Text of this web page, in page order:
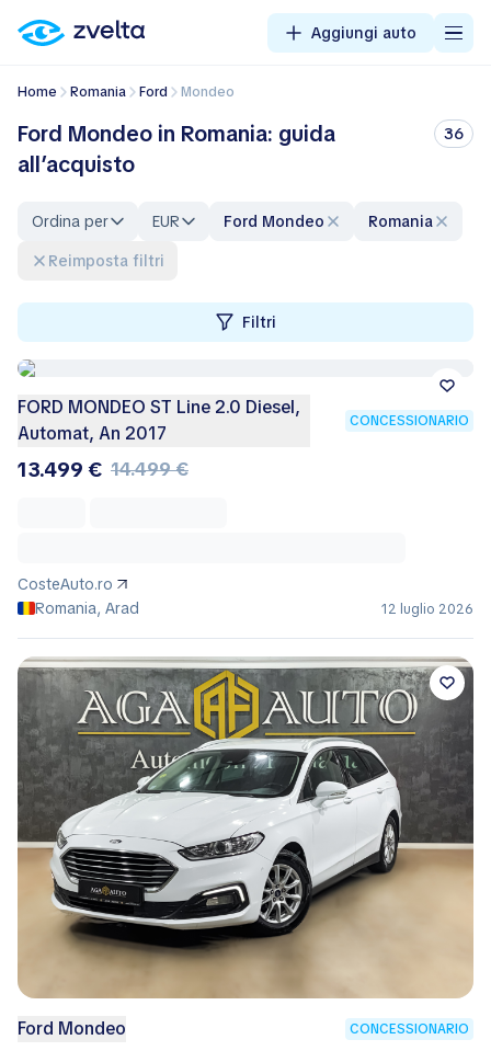
Aggiungi auto
Home Romania Ford Mondeo
Ford Mondeo in Romania: guida
all’acquisto
36
Ordina per EUR Ford Mondeo
Romania
Reimposta filtri
Filtri
FORD MONDEO ST Line 2.0 Diesel,
Automat, An 2017
CONCESSIONARIO
13.499 € 14.499 €
CosteAuto.ro
Romania, Arad
12 luglio 2026
Ford Mondeo CONCESSIONARIO